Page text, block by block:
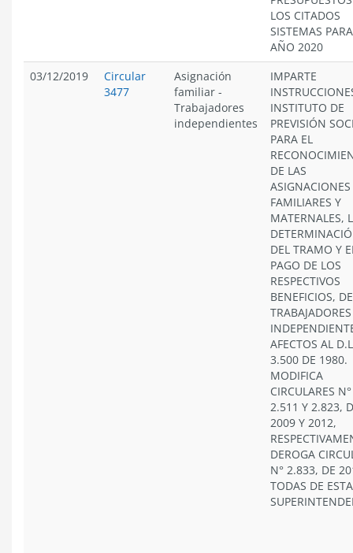
LOS CITADOS
SISTEMAS
AÑO 2020
03/12/2019
Circular
3477
Asignación
familiar -
Trabajadores
independientes
IMPARTE
INSTITUTO DE
PREVISIÓN
PARA EL
DE LAS
ASIGNACIONES
FAMILIARES Y
MATERNALES,
DEL TRAMO Y
PAGO DE LOS
RESPECTIVOS
BENEFICIOS,
TRABAJADORES
AFECTOS AL
3.500 DE 1980.
MODIFICA
CIRCULARES N°
2.511 Y 2.823,
2009 Y 2012,
DEROGA
N° 2.833, DE
TODAS DE ESTA